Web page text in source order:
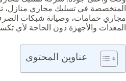
المتخصصة في تسليك مجاري منازل،
مجاري حمامات، وصيانة شبكات
المعدات والأجهزة دون الحاجة لأي
عناوين المحتوى